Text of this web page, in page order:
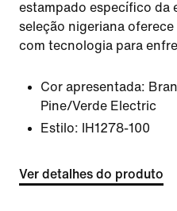
estampado específico da
seleção nigeriana
com tecnologia para
Cor apresentada:
Pine/Verde Electric
Estilo:
IH1278-100
Ver detalhes do produto